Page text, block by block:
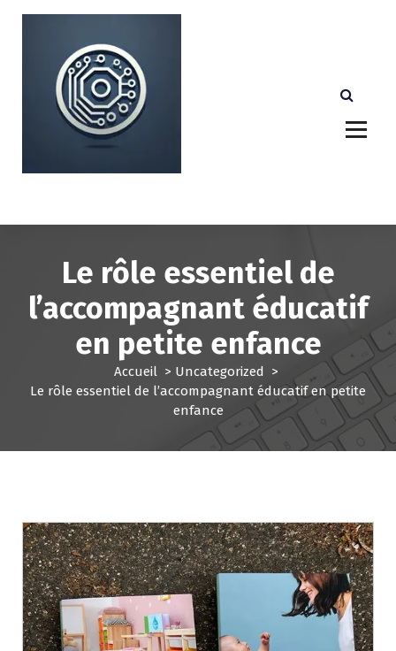
e
Le rôle essentiel de
l’accompagnant éducatif
en petite enfance
Accueil > Uncategorized >
Le rôle essentiel de l’accompagnant éducatif en petite
enfance